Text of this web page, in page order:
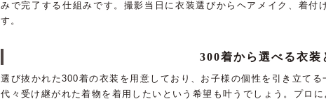
みで完了する仕組みです。撮影当日に衣装選びからヘアメイク、着
す。
300着から選べる衣装
選び抜かれた300着の衣装を用意しており、お子様の個性を引き立て
代々受け継がれた着物を着用したいという希望も叶うでしょう。プロ